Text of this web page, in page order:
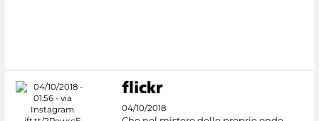
04/10/2018